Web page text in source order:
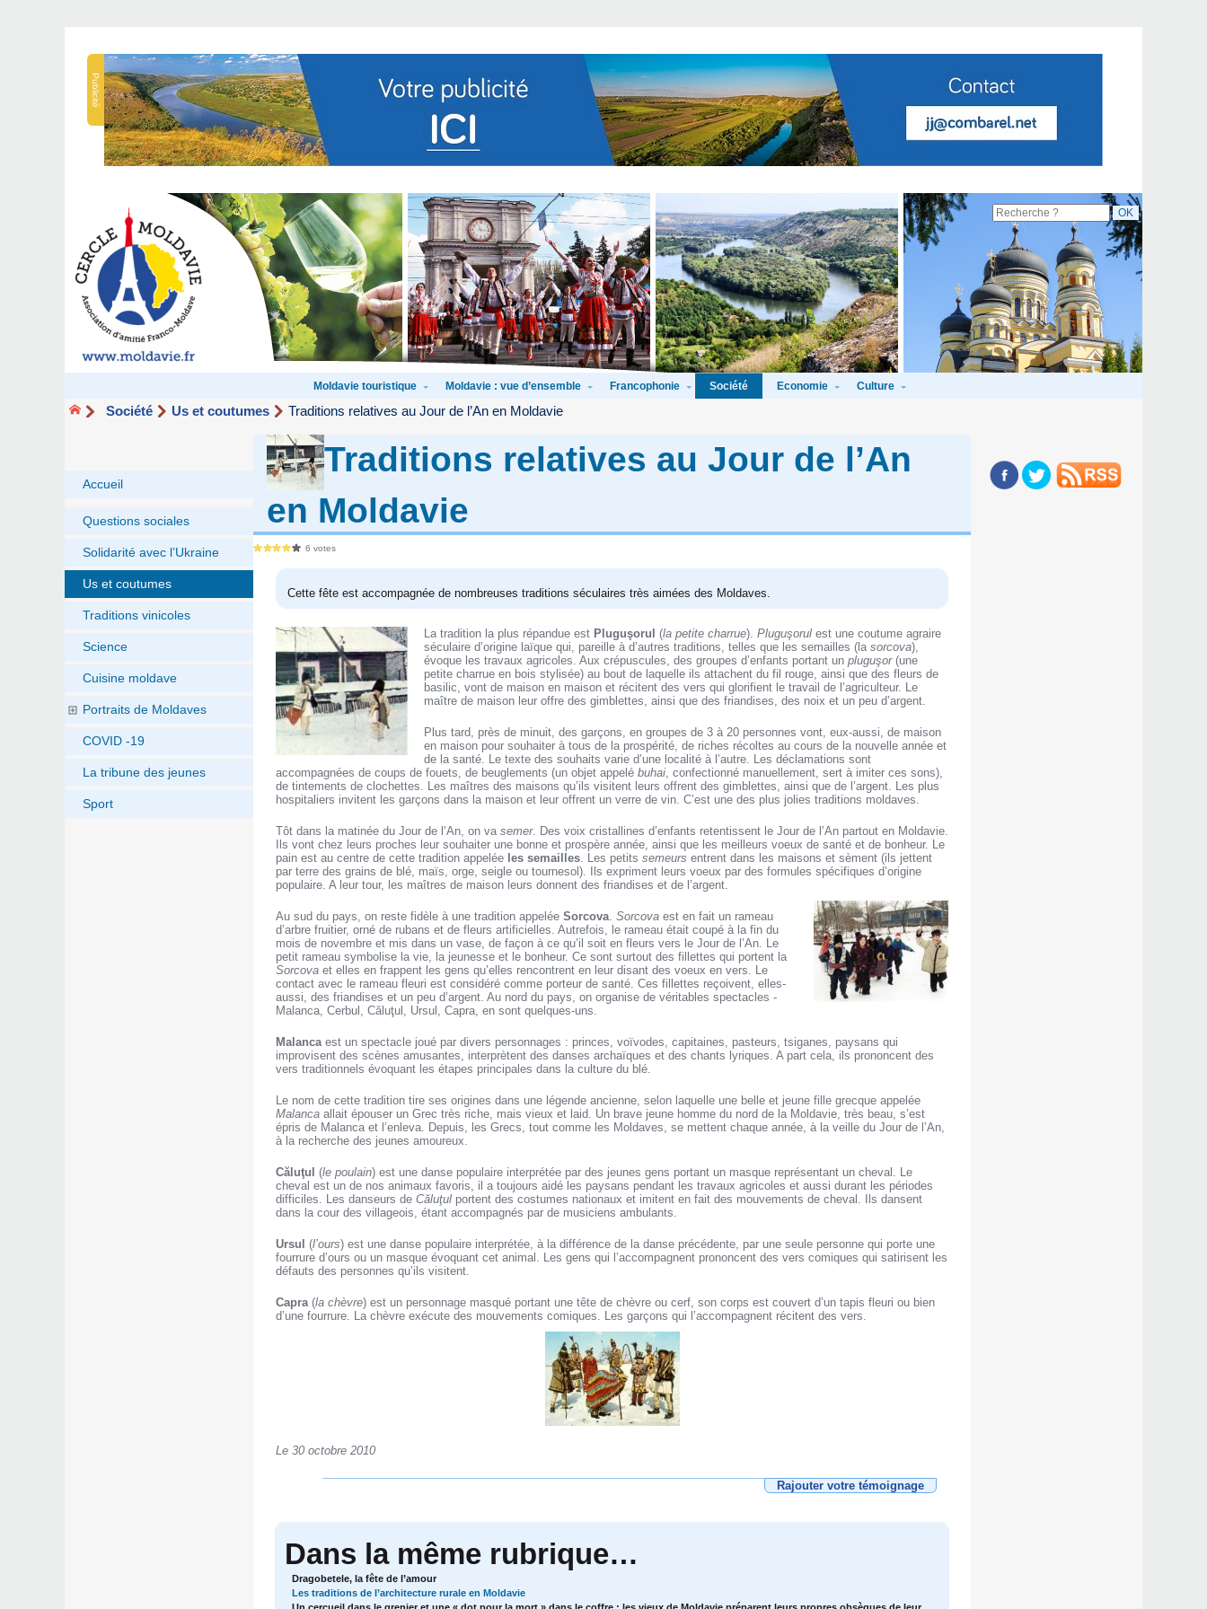
Publicité
Moldavie touristique Moldavie : vue d’ensemble Francophonie Société Economie Culture
Société Us et coutumes Traditions relatives au Jour de l’An en Moldavie
Traditions relatives au Jour de l’An
en Moldavie
6 votes
Cette fête est accompagnée de nombreuses traditions séculaires très aimées des Moldaves.
La tradition la plus répandue est Pluguşorul (la petite charrue). Pluguşorulest une coutume agraire
séculaire d’origine laïque qui, pareille à d’autres traditions, telles que les semailles (la sorcova),
évoque les travaux agricoles. Aux crépuscules, des groupes d’enfants portant un pluguşor(une
petite charrue en bois stylisée) au bout de laquelle ils attachent du fil rouge, ainsi que des fleurs de
basilic, vont de maison en maison et récitent des vers qui glorifient le travail de l’agriculteur. Le
maître de maison leur offre des gimblettes, ainsi que des friandises, des noix et un peu d’argent.
Plus tard, près de minuit, des garçons, en groupes de 3 à 20 personnes vont, eux-aussi, de maison
en maison pour souhaiter à tous de la prospérité, de riches récoltes au cours de la nouvelle année et
de la santé. Le texte des souhaits varie d’une localité à l’autre. Les déclamations sont
accompagnées de coups de fouets, de beuglements (un objet appelé buhai, confectionné manuellement, sert à imiter ces sons),
de tintements de clochettes. Les maîtres des maisons qu’ils visitent leurs offrent des gimblettes, ainsi que de l’argent. Les plus
hospitaliers invitent les garçons dans la maison et leur offrent un verre de vin. C’est une des plus jolies traditions moldaves.
Tôt dans la matinée du Jour de l’An, on va semer. Des voix cristallines d’enfants retentissent le Jour de l’An partout en Moldavie.
Ils vont chez leurs proches leur souhaiter une bonne et prospère année, ainsi que les meilleurs voeux de santé et de bonheur. Le
pain est au centre de cette tradition appelée les semailles. Les petits semeurs entrent dans les maisons et sèment (ils jettent
par terre des grains de blé, maïs, orge, seigle ou tournesol). Ils expriment leurs voeux par des formules spécifiques d’origine
populaire. A leur tour, les maîtres de maison leurs donnent des friandises et de l’argent.
Au sud du pays, on reste fidèle à une tradition appelée Sorcova. Sorcovaest en fait un rameau
d’arbre fruitier, orné de rubans et de fleurs artificielles. Autrefois, le rameau était coupé à la fin du
mois de novembre et mis dans un vase, de façon à ce qu’il soit en fleurs vers le Jour de l’An. Le
petit rameau symbolise la vie, la jeunesse et le bonheur. Ce sont surtout des fillettes qui portent la
Sorcovaet elles en frappent les gens qu’elles rencontrent en leur disant des voeux en vers. Le
contact avec le rameau fleuri est considéré comme porteur de santé. Ces fillettes reçoivent, elles-
aussi, des friandises et un peu d’argent. Au nord du pays, on organise de véritables spectacles -
Malanca, Cerbul, Căluţul, Ursul, Capra, en sont quelques-uns.
Malancaest un spectacle joué par divers personnages : princes, voïvodes, capitaines, pasteurs, tsiganes, paysans qui
improvisent des scènes amusantes, interprètent des danses archaïques et des chants lyriques. A part cela, ils prononcent des
vers traditionnels évoquant les étapes principales dans la culture du blé.
Le nom de cette tradition tire ses origines dans une légende ancienne, selon laquelle une belle et jeune fille grecque appelée
Malancaallait épouser un Grec très riche, mais vieux et laid. Un brave jeune homme du nord de la Moldavie, très beau, s’est
épris de Malanca et l’enleva. Depuis, les Grecs, tout comme les Moldaves, se mettent chaque année, à la veille du Jour de l’An,
à la recherche des jeunes amoureux.
Căluţul (le poulain) est une danse populaire interprétée par des jeunes gens portant un masque représentant un cheval. Le
cheval est un de nos animaux favoris, il a toujours aidé les paysans pendant les travaux agricoles et aussi durant les périodes
difficiles. Les danseurs de Căluţulportent des costumes nationaux et imitent en fait des mouvements de cheval. Ils dansent
dans la cour des villageois, étant accompagnés par de musiciens ambulants.
Ursul (l’ours) est une danse populaire interprétée, à la différence de la danse précédente, par une seule personne qui porte une
fourrure d’ours ou un masque évoquant cet animal. Les gens qui l’accompagnent prononcent des vers comiques qui satirisent les
défauts des personnes qu’ils visitent.
Capra(la chèvre) est un personnage masqué portant une tête de chèvre ou cerf, son corps est couvert d’un tapis fleuri ou bien
d’une fourrure. La chèvre exécute des mouvements comiques. Les garçons qui l’accompagnent récitent des vers.
Le 30 octobre 2010
Rajouter votre témoignage
Dans la même rubrique…
Dragobetele, la fête de l’amour
Les traditions de l’architecture rurale en Moldavie
Accueil
Questions sociales
Solidarité avec l’Ukraine
Us et coutumes
Traditions vinicoles
Science
Cuisine moldave
Portraits de Moldaves
COVID -19
La tribune des jeunes
Sport